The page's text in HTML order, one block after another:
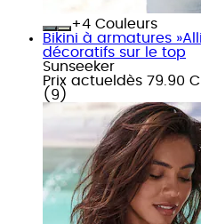
+
Couleurs
Bikini à armatures
décoratifs sur le top
Sunseeker
Prix actuel dès 79.90
( 9 )